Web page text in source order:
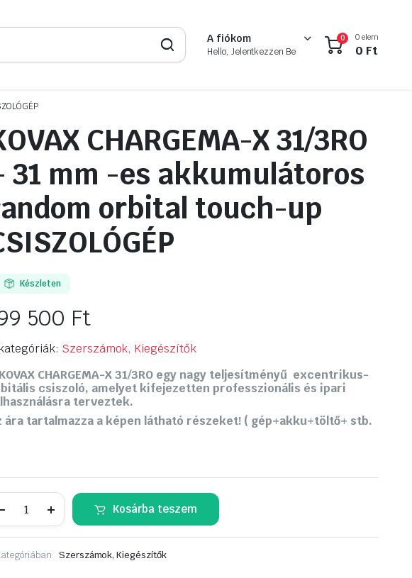
A fiókom
Hello, Jelentkezzen Be
0 0 elem
0 Ft
CHARGEMA-X 31/3RO
31 mm -es akkumulátoros
orbital touch-up
Készleten
500 Ft
Szerszámok, Kiegészítők
CHARGEMA-X 31/3RO egy nagy teljesítményű excentrikus-
csiszoló, amelyet kifejezetten professzionális és ipari
terveztek.
ára tartalmazza a képen látható részeket! ( gép+akku+töltő+ stb.
CHARGEMA-
31/3RO
31
Kosárba teszem
Szerszámok, Kiegészítők